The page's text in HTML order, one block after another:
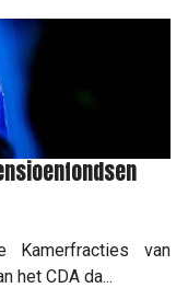
Kamerfracties van
het CDA da...